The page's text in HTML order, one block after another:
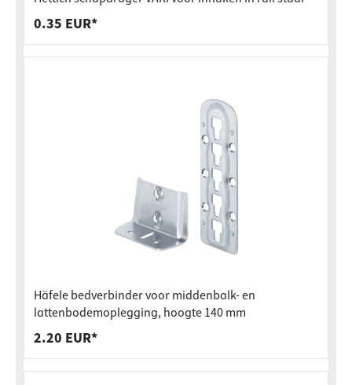
0.35 EUR*
Häfele bedverbinder voor middenbalk- en
lattenbodemoplegging, hoogte 140 mm
2.20 EUR*